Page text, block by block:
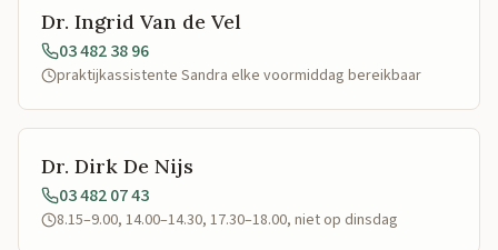
Dr. Ingrid Van de Vel
03 482 38 96
praktijkassistente Sandra elke voormiddag bereikbaar
Dr. Dirk De Nijs
03 482 07 43
8.15–9.00, 14.00–14.30, 17.30–18.00, niet op dinsdag